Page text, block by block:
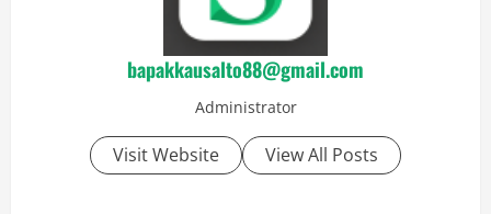
bapakkausalto88@gmail.com
Administrator
Visit Website View All Posts